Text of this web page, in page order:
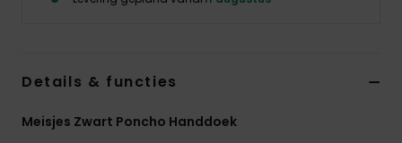
Details & functies
Meisjes Zwart Poncho Handdoek